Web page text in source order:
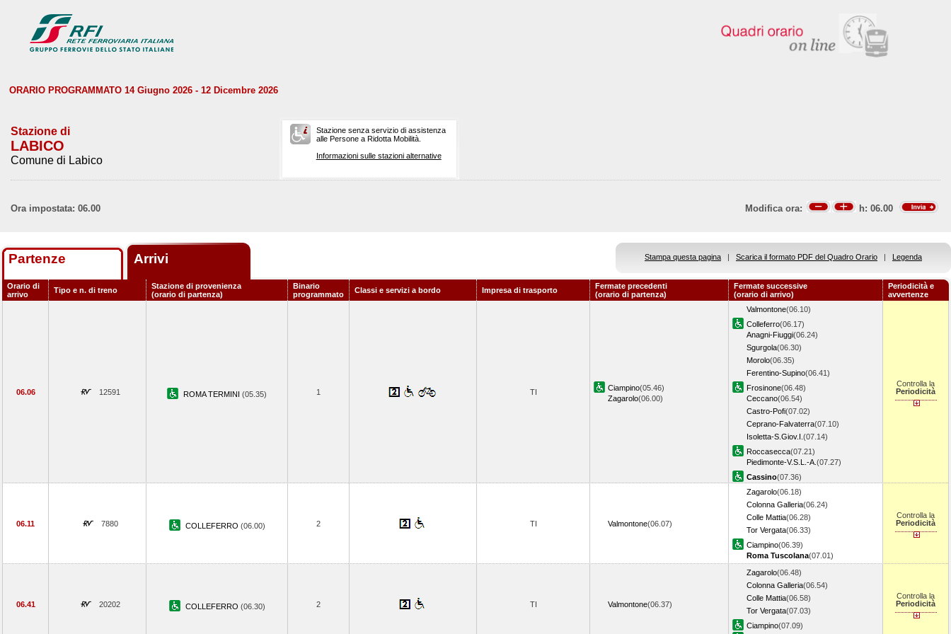
ORARIO PROGRAMMATO 14 Giugno 2026 - 12 Dicembre 2026
Stazione di
LABICO
Comune di Labico
Stazione senza servizio di assistenza
alle Persone a Ridotta Mobilità.
Informazioni sulle stazioni alternative
Ora impostata: 06.00 Modifica ora: h: 06.00
Partenze Arrivi Stampa questa pagina | Scarica il formato PDF del Quadro Orario | Legenda
Orario di
arrivo
Tipo e n. di treno
Stazione di provenienza
(orario di partenza)
Binario
programmato
Classi e servizi a bordo Impresa di trasporto
Fermate precedenti
(orario di partenza)
Fermate successive
(orario di arrivo)
Periodicità e
avvertenze
06.06 12591 ROMA TERMINI (05.35) 1 TI Ciampino(05.46)
Zagarolo(06.00)
Valmontone(06.10)
Colleferro(06.17)
Anagni-Fiuggi(06.24)
Sgurgola(06.30)
Morolo(06.35)
Ferentino-Supino(06.41)
Frosinone(06.48)
Ceccano(06.54)
Castro-Pofi(07.02)
Ceprano-Falvaterra(07.10)
Isoletta-S.Giov.I. (07.14)
Roccasecca(07.21)
Piedimonte-V.S.L.-A. (07.27)
Cassino(07.36)
Controlla la
Periodicità
06.11 7880 COLLEFERRO (06.00) 2 TI Valmontone(06.07)
Zagarolo(06.18)
Colonna Galleria(06.24)
Colle Mattia(06.28)
Tor Vergata(06.33)
Ciampino(06.39)
Roma Tuscolana(07.01)
Controlla la
Periodicità
06.41 20202 COLLEFERRO (06.30) 2 TI Valmontone(06.37)
Zagarolo(06.48)
Colonna Galleria(06.54)
Colle Mattia(06.58)
Tor Vergata(07.03)
Ciampino(07.09)
Controlla la
Periodicità